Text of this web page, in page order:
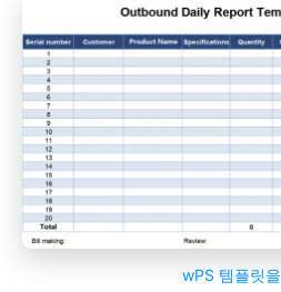
wPS 템플릿을